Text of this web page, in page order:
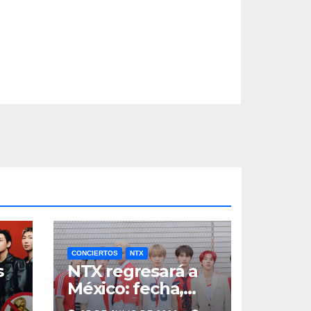
CONCIERTOS NTX
NTX regresará a
México: fecha,
boletos y